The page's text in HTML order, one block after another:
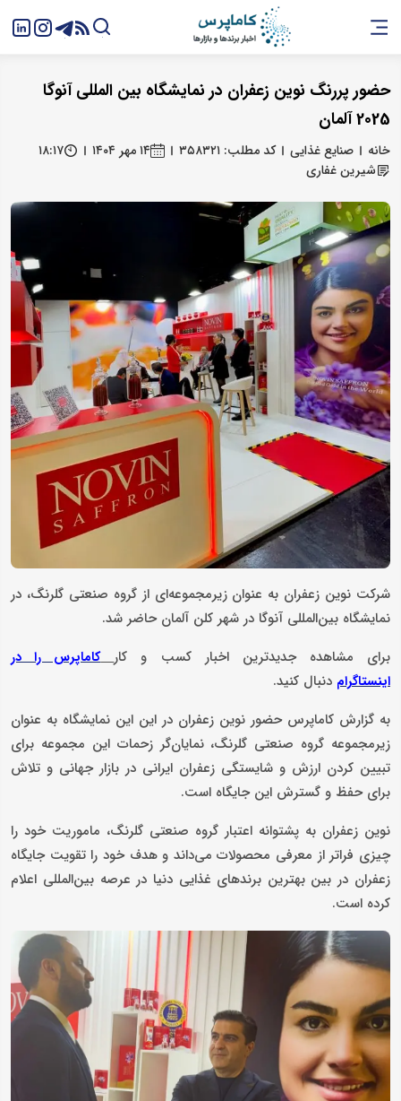
حضور پررنگ نوین زعفران در نمایشگاه بین المللی آنوگا
2025 آلمان
خانه صنایع غذایی کد مطلب: ۳۵۸۳۲۱ ۱۴ مهر ۱۴۰۴
۱۸:۱۷
شیرین غفاری
شرکت نوین زعفران به عنوان زیرمجموعه‌ای از گروه صنعتی گلرنگ، در
نمایشگاه بین‌المللی آنوگا در شهر کلن آلمان حاضر شد.
برای مشاهده جدیدترین اخبار کسب و کار
کاماپرس را در
اینستاگرام دنبال کنید.
به گزارش کاماپرس حضور نوین زعفران در این این نمایشگاه به عنوان
زیرمجموعه گروه صنعتی گلرنگ، نمایان‌گر زحمات این مجموعه برای
تبیین کردن ارزش و شایستگی زعفران ایرانی در بازار جهانی و تلاش
برای حفظ و گسترش این جایگاه است.
نوین زعفران به پشتوانه اعتبار گروه صنعتی گلرنگ، ماموریت خود را
چیزی فراتر از معرفی محصولات می‌داند و هدف خود را تقویت جایگاه
زعفران در بین بهترین برندهای غذایی دنیا در عرصه بین‌المللی اعلام
کرده است.